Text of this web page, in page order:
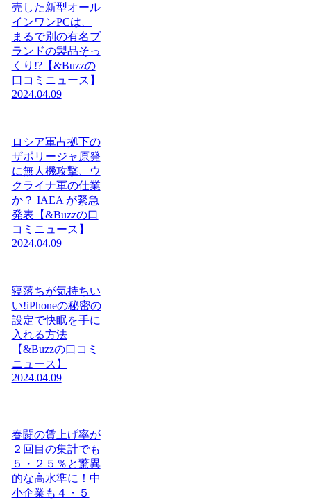
売した新型オール
インワンPCは、
まるで別の有名ブ
ランドの製品そっ
くり!?【&Buzzの
口コミニュース】
2024.04.09
ロシア軍占拠下の
ザポリージャ原発
に無人機攻撃、ウ
クライナ軍の仕業
か？ IAEA が緊急
発表【&Buzzの口
コミニュース】
2024.04.09
寝落ちが気持ちい
い!iPhoneの秘密の
設定で快眠を手に
入れる方法
【&Buzzの口コミ
ニュース】
2024.04.09
春闘の賃上げ率が
２回目の集計でも
５・２５％と驚異
的な高水準に！中
小企業も４・５